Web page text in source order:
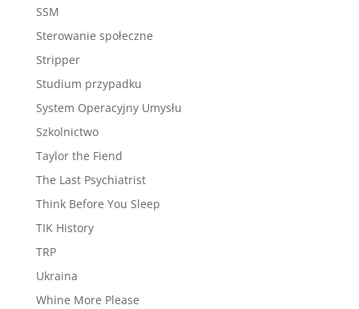
SSM
Sterowanie społeczne
Stripper
Studium przypadku
System Operacyjny Umysłu
Szkolnictwo
Taylor the Fiend
The Last Psychiatrist
Think Before You Sleep
TIK History
TRP
Ukraina
Whine More Please